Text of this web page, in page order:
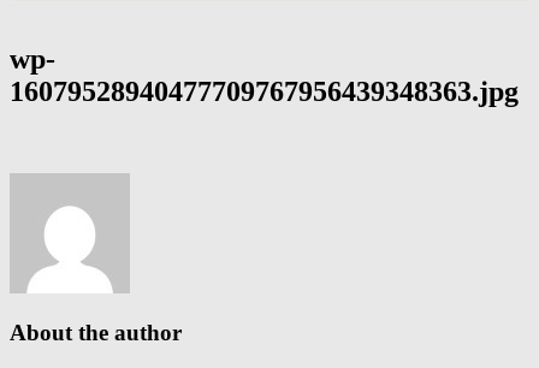
wp-
16079528940477709767956439348363.jpg
About the author